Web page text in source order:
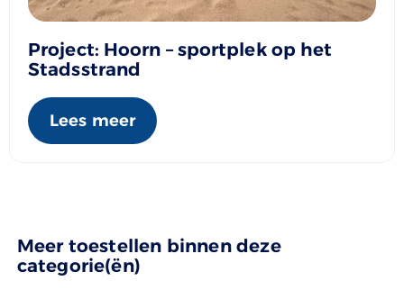
Project: Hoorn – sportplek op het
Stadsstrand
Lees meer
Meer toestellen binnen deze
categorie(ën)